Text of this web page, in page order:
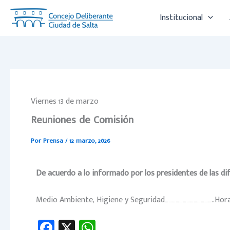
Institucional
Viernes 13 de marzo
Reuniones de Comisión
PorPrensa/12 marzo, 2026
De acuerdo a lo informado por los presidentes de las
Medio Ambiente, Higiene y